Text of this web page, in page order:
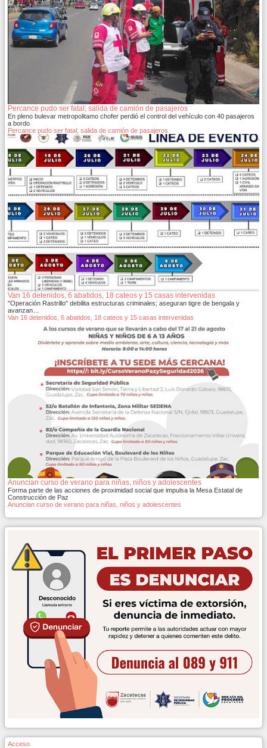
Percance pudo ser fatal; salida de camión de pasajeros
En pleno bulevar metropolitamo chofer perdió el control del vehículo con 40 pasajeros
a bordo
Percance pudo ser fatal; salida de camión de pasajeros
Van 16 detenidos, 6 abatidos, 18 cateos y 15 casas intervenidas
"Operación Rastrillo" debilita estructuras criminales; aseguran tigre de bengala y
avanzan…
Van 16 detenidos, 6 abatidos, 18 cateos y 15 casas intervenidas
Anuncian curso de verano para niñas, niños y adolescentes
Forma parte de las acciones de proximidad social que impulsa la Mesa Estatal de
Construcción de Paz
Anuncian curso de verano para niñas, niños y adolescentes
Acceso